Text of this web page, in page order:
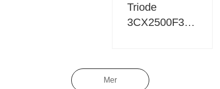
Triode
3CX2500F3/
Mer